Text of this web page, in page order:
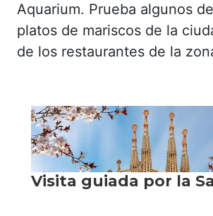
Aquarium. Prueba algunos
platos de mariscos de la
de los restaurantes de la